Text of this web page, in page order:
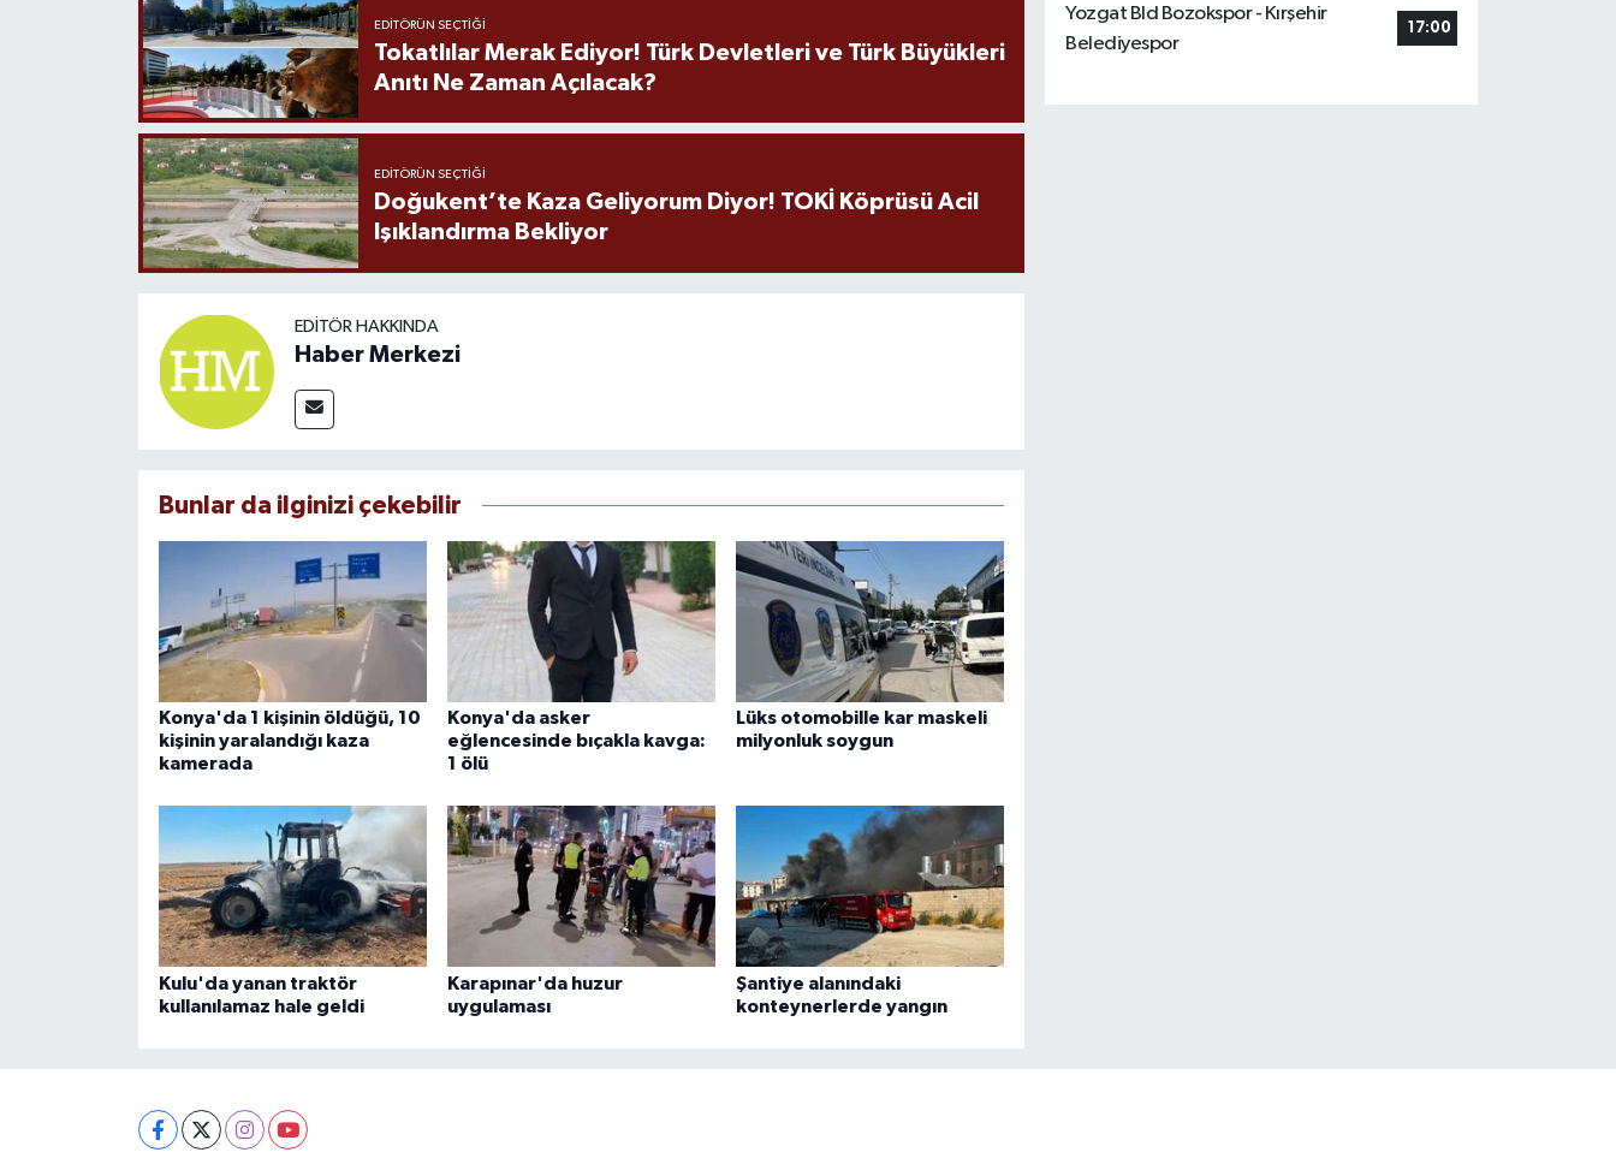
EDITÖRÜN SEÇTIĞI
Tokatlılar Merak Ediyor! Türk Devletleri ve Türk Büyükleri
Anıtı Ne Zaman Açılacak?
EDITÖRÜN SEÇTIĞI
Doğukent’te Kaza Geliyorum Diyor! TOKİ Köprüsü Acil
Işıklandırma Bekliyor
EDITÖR HAKKINDA
Haber Merkezi
Bunlar da ilginizi çekebilir
Konya'da 1 kişinin öldüğü, 10
kişinin yaralandığı kaza
kamerada
Konya'da asker
eğlencesinde bıçakla kavga:
1 ölü
Lüks otomobille kar maskeli
milyonluk soygun
Kulu'da yanan traktör
kullanılamaz hale geldi
Karapınar'da huzur
uygulaması
Şantiye alanındaki
konteynerlerde yangın
Yozgat Bld Bozokspor - Kırşehir
Belediyespor
17:00